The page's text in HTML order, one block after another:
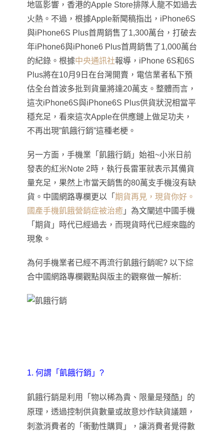
地區影響，香港的Apple Store排隊人龍不如過去
火熱。不過，根據Apple新聞稿指出，iPhone6S
與iPhone6S Plus首周銷售了1,300萬台，打破去
年iPhone6與iPhone6 Plus首周銷售了1,000萬台
的紀錄。 根據中央通訊社報導 ， iPhone 6S和6S
Plus將在10月9日在台灣開賣，電信業者私下預
估全台首波多批到貨量將達20萬支。整體而言 ，
這次iPhone6S與iPhone6S Plus供貨狀況相當平
穩充足，看來這次Apple在供應鏈上做足功夫，
不再出現”飢餓行銷”這種老梗。
另一方面，手機業「飢餓行銷」始祖~小米日前
發表的紅米Note 2時，執行長雷軍就表示其備貨
量充足，果然上市當天銷售的80萬支手機沒有缺
貨。中國網路專欄更以 「 期貨再見 ， 現貨你好。
國產手機飢餓營銷症被治癒 」為文闡述中國手機
「期貨」時代已經過去，而現貨時代已經來臨的
現象 。
為何手機業者已經不再流行飢餓行銷呢? 以下綜
合中國網路專欄觀點與版主的觀察做一解析:
1. 何謂 「 飢餓行銷 」?
飢餓行銷是利用 「 物以稀為貴、限量是殘酷 」 的
原理，透過控制供貨數量或故意炒作缺貨議題，
刺激消費者的「衝動性購買」，讓消費者覺得數